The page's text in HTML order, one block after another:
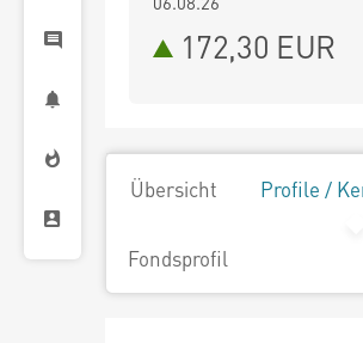
172,30 EUR
Übersicht Profile /
Fondsprofil